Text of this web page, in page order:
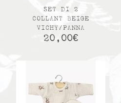
SET DI 2
COLLANT BEIGE
VICHY/PANNA
20,00€